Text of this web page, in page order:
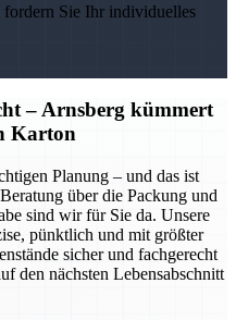
fordern Sie Ihr individuelles
– Arnsberg kümmert
Karton
Planung – und das ist
über die Packung und
sind wir für Sie da. Unsere
pünktlich und mit größter
sicher und fachgerecht
den nächsten Lebensabschnitt